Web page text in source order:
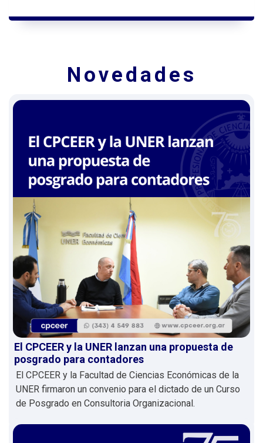
Novedades
El CPCEER y la UNER lanzan una propuesta de
posgrado para contadores
El CPCEER y la Facultad de Ciencias Económicas de la
UNER firmaron un convenio para el dictado de un Curso
de Posgrado en Consultoria Organizacional.